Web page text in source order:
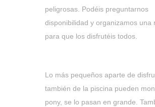
peligrosas. Podéis preguntarnos
disponibilidad y organizamos una
para que los disfrutéis todos.
Lo más pequeños aparte de
también de la piscina pueden
pony, se lo pasan en grande.